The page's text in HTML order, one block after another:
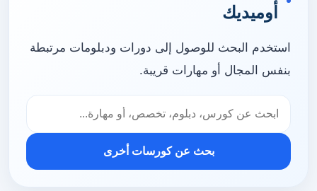
أوميديك
استخدم البحث للوصول إلى دورات ودبلومات مرتبطة
بنفس المجال أو مهارات قريبة.
بحث عن كورسات أخرى